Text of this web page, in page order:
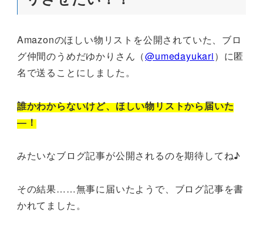
Amazonのほしい物リストを公開されていた、ブロ
グ仲間のうめだゆかりさん（@umedayukari）に匿
名で送ることにしました。
誰かわからないけど、ほしい物リストから届いた
―！
みたいなブログ記事が公開されるのを期待してね♪
その結果……無事に届いたようで、ブログ記事を書
かれてました。